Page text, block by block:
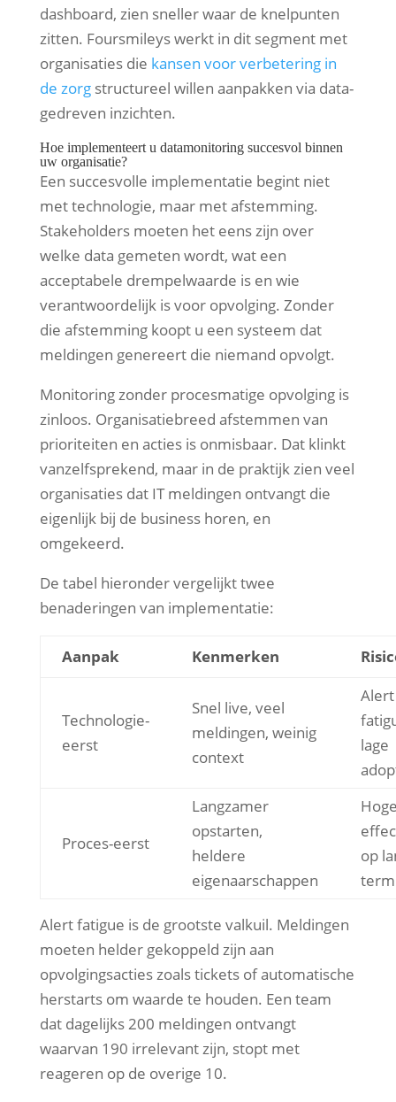
dashboard, zien sneller waar de knelpunten
zitten. Foursmileys werkt in dit segment met
organisaties die kansen voor verbetering in
de zorgstructureel willen aanpakken via data-
gedreven inzichten.
Hoe implementeert u datamonitoring succesvol binnen
uw organisatie?
Een succesvolle implementatie begint niet
met technologie, maar met afstemming.
Stakeholders moeten het eens zijn over
welke data gemeten wordt, wat een
acceptabele drempelwaarde is en wie
verantwoordelijk is voor opvolging. Zonder
die afstemming koopt u een systeem dat
meldingen genereert die niemand opvolgt.
Monitoring zonder procesmatige opvolging is
zinloos. Organisatiebreed afstemmen van
prioriteiten en acties is onmisbaar. Dat klinkt
vanzelfsprekend, maar in de praktijk zien veel
organisaties dat IT meldingen ontvangt die
eigenlijk bij de business horen, en
omgekeerd.
De tabel hieronder vergelijkt twee
benaderingen van implementatie:
Aanpak Kenmerken
Technologie-
eerst
Snel live, veel
meldingen, weinig
context
Alert
lage
Proces-eerst
Langzamer
opstarten,
heldere
eigenaarschappen
op
Alert fatigue is de grootste valkuil. Meldingen
moeten helder gekoppeld zijn aan
opvolgingsacties zoals tickets of automatische
herstarts om waarde te houden. Een team
dat dagelijks 200 meldingen ontvangt
waarvan 190 irrelevant zijn, stopt met
reageren op de overige 10.